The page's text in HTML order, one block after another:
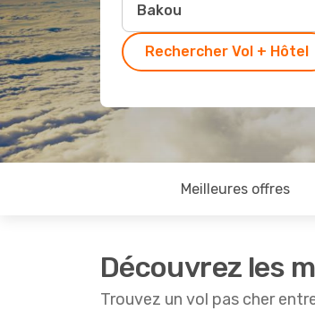
Rechercher Vol + Hôtel
Meilleures offres
Découvrez les
Trouvez un vol pas cher